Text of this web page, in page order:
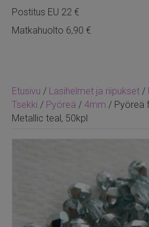
Etusivu / Lasihelmet ja riipukset /
Tsekki / Pyöreä / 4mm / Pyöreä
Metallic teal, 50kpl
Postitus EU 22 €
Matkahuolto 6,90 €